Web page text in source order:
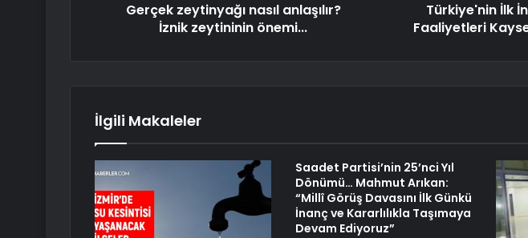
Gerçek zeytinyağı nasıl anlaşılır?
İznik zeytininin önemi...
Türkiye'nin İlk
Faaliyetleri
İlgili Makaleler
Saadet Partisi’nin 25’nci Yıl
Dönümü… Mahmut Arıkan:
“Millî Görüş Davasını İlk Günkü
İnanç ve Kararlılıkla Taşımaya
Devam Ediyoruz”